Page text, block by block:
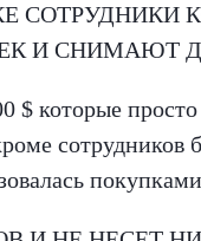
СОТРУДНИКИ
И СНИМАЮТ
$ которые
сотрудников